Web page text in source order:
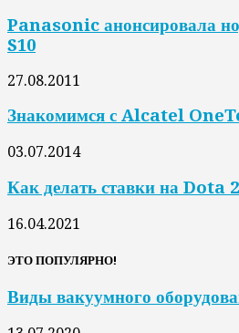
Panasonic анонсировала
S10
27.08.2011
Знакомимся с Alcatel
03.07.2014
Как делать ставки на Dota
16.04.2021
ЭТО ПОПУЛЯРНО!
Виды вакуумного